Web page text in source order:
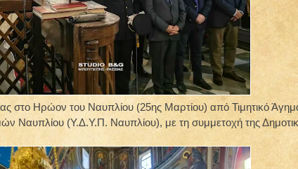
στο Ηρώον του Ναυπλίου (25ης Μαρτίου) από Τιμητικό
Ναυπλίου (Υ.Δ.Υ.Π. Ναυπλίου), με τη συμμετοχή της